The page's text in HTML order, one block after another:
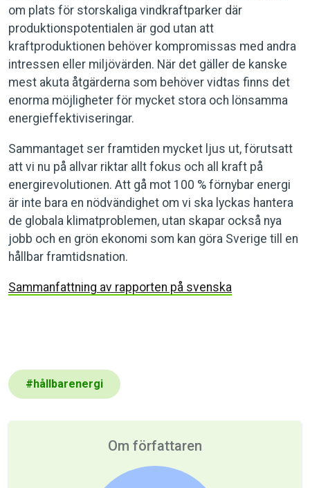
om plats för storskaliga vindkraftparker där
produktionspotentialen är god utan att
kraftproduktionen behöver kompromissas med andra
intressen eller miljövärden. När det gäller de kanske
mest akuta åtgärderna som behöver vidtas finns det
enorma möjligheter för mycket stora och lönsamma
energieffektiviseringar.
Sammantaget ser framtiden mycket ljus ut, förutsatt
att vi nu på allvar riktar allt fokus och all kraft på
energirevolutionen. Att gå mot 100 % förnybar energi
är inte bara en nödvändighet om vi ska lyckas hantera
de globala klimatproblemen, utan skapar också nya
jobb och en grön ekonomi som kan göra Sverige till en
hållbar framtidsnation.
Sammanfattning av rapporten på svenska
#hållbarenergi
Om författaren